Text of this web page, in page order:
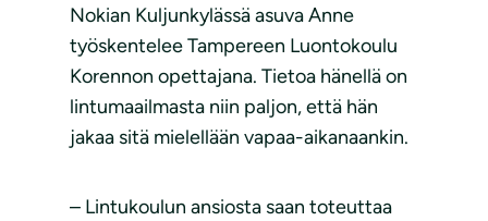
Nokian Kuljunkylässä asuva Anne
työskentelee Tampereen Luontokoulu
Korennon opettajana. Tietoa hänellä on
lintumaailmasta niin paljon, että hän
jakaa sitä mielellään vapaa-aikanaankin.
– Lintukoulun ansiosta saan toteuttaa